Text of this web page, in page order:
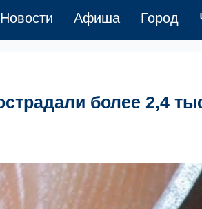
Новости Афиша Город
более 2,4